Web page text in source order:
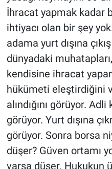
İhracat yapmak kadar
ihtiyacı olan bir şey
adama yurt dışına
dünyadaki
kendisine ihracat
hükümeti eleştirdiğini
alındığını görüyor.
görüyor. Yurt dışına
görüyor. Sonra borsa
düşer? Güven ortamı
varsa düşer. Hukukun